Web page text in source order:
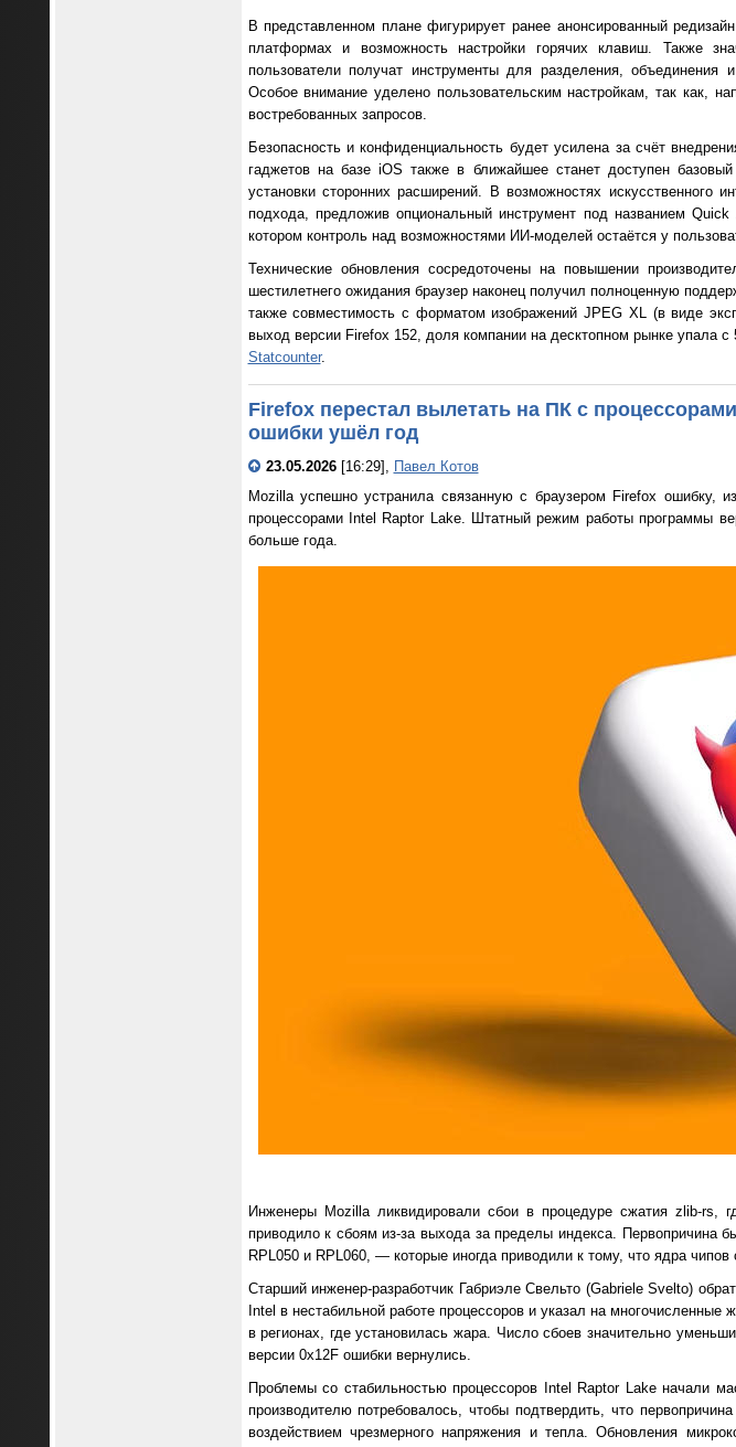
В представленном плане фигурирует ранее анонсированный
платформах и возможность настройки горячих клавиш. Также
пользователи получат инструменты для разделения, объединения
Особое внимание уделено пользовательским настройкам, так как,
востребованных запросов.
Безопасность и конфиденциальность будет усилена за счёт
гаджетов на базе iOS также в ближайшее станет доступен
установки сторонних расширений. В возможностях искусственного
подхода, предложив опциональный инструмент под названием
котором контроль над возможностями ИИ-моделей остаётся у
Технические обновления сосредоточены на повышении
шестилетнего ожидания браузер наконец получил полноценную
также совместимость с форматом изображений JPEG XL (в виде
выход версии Firefox 152, доля компании на десктопном рынке упала
Statcounter.
Firefox перестал вылетать на ПК с
ошибки ушёл год
23.05.2026[16:29], Павел Котов
Mozilla успешно устранила связанную с браузером Firefox ошибку,
процессорами Intel Raptor Lake. Штатный режим работы программы
больше года.
Инженеры Mozilla ликвидировали сбои в процедуре сжатия zlib-rs,
приводило к сбоям из-за выхода за пределы индекса. Первопричина
RPL050 и RPL060, — которые иногда приводили к тому, что ядра
Старший инженер-разработчик Габриэле Свельто (Gabriele Svelto)
Intel в нестабильной работе процессоров и указал на
в регионах, где установилась жара. Число сбоев значительно
версии 0x12F ошибки вернулись.
Проблемы со стабильностью процессоров Intel Raptor Lake начали
производителю потребовалось, чтобы подтвердить, что
воздействием чрезмерного напряжения и тепла. Обновления